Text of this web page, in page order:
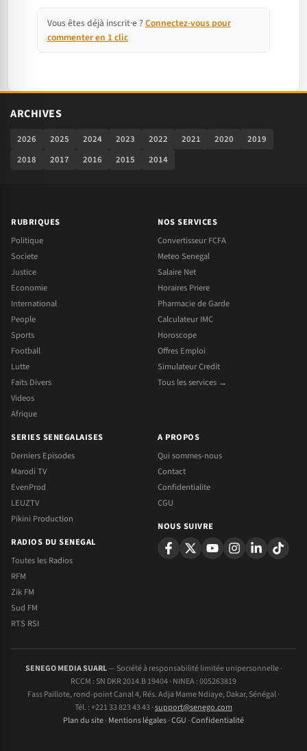
Vous êtes déjà inscrit·e ? Connectez-vous pour
commenter en 1 clic
ARCHIVES
2026 2025 2024 2023 2022 2021 2020
2019
2018
2017 2016 2015 2014
RUBRIQUES
Politique
Societe
Justice
Economie
International
People
Sports
Football
Lutte
Faits Divers
Videos
Afrique
NOS SERVICES
Convertisseur FCFA
Meteo Senegal
Salaire Net
Horaires Priere
Pharmacie de Garde
Calculateur IMC
Horoscope
Offres Emploi
Simulateur Credit
Tous les services →
SERIES SENEGALAISES
Derniers Episodes
Marodi TV
EvenProd
LEUZTV
Pikini Production
RADIOS DU SENEGAL
Toutes les Radios
RFM
Zik FM
Sud FM
RTS RSI
A PROPOS
Qui sommes-nous
Contact
Confidentialite
CGU
NOUS SUIVRE
SENEGO MEDIA SUARL— Société à responsabilité limitée unipersonnelle ·
RCCM : SN DKR 2014.B 19404 · NINEA : 005263819
Fass Paillote, rond-point Canal 4, Rés. Adja Mame Ndiaye, Dakar, Sénégal ·
Tél. : +221 33 823 43 43 ·support@senego.com
Plan du site· Mentions légales·CGU ·Confidentialité